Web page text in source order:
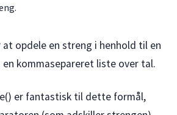
at opdele en streng i henhold til en
en kommasepareret liste over tal.
er fantastisk til dette formål,